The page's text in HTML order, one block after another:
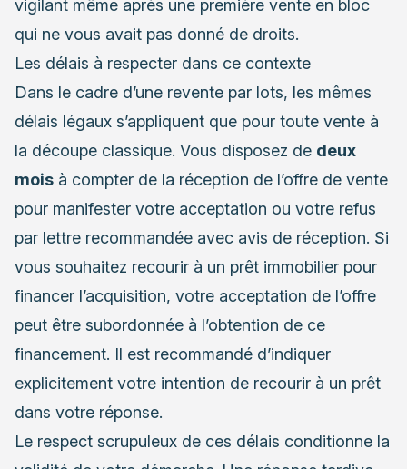
vigilant même après une première vente en bloc
qui ne vous avait pas donné de droits.
Les délais à respecter dans ce contexte
Dans le cadre d’une revente par lots, les mêmes
délais légaux s’appliquent que pour toute vente à
la découpe classique. Vous disposez de deux
mois à compter de la réception de l’offre de vente
pour manifester votre acceptation ou votre refus
par lettre recommandée avec avis de réception. Si
vous souhaitez recourir à un prêt immobilier pour
financer l’acquisition, votre acceptation de l’offre
peut être subordonnée à l’obtention de ce
financement. Il est recommandé d’indiquer
explicitement votre intention de recourir à un prêt
dans votre réponse.
Le respect scrupuleux de ces délais conditionne la